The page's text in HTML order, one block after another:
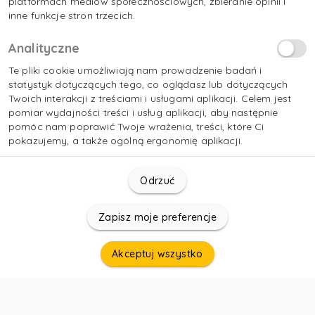
inne funkcje stron trzecich.
Analityczne
Te pliki cookie umożliwiają nam prowadzenie badań i
statystyk dotyczących tego, co oglądasz lub dotyczących
Twoich interakcji z treściami i usługami aplikacji. Celem jest
pomiar wydajności treści i usług aplikacji, aby następnie
pomóc nam poprawić Twoje wrażenia, treści, które Ci
pokazujemy, a także ogólną ergonomię aplikacji.
Odrzuć
Zapisz moje preferencje
Akceptuj wszystko